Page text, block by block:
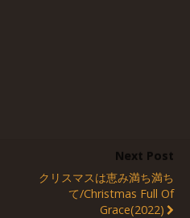
Next Post
クリスマスは恵み満ち満ち
て/Christmas Full Of
Grace(2022)